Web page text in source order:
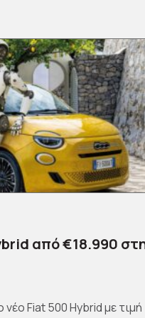
από €18.990
Fiat 500 Hybrid με τιμή